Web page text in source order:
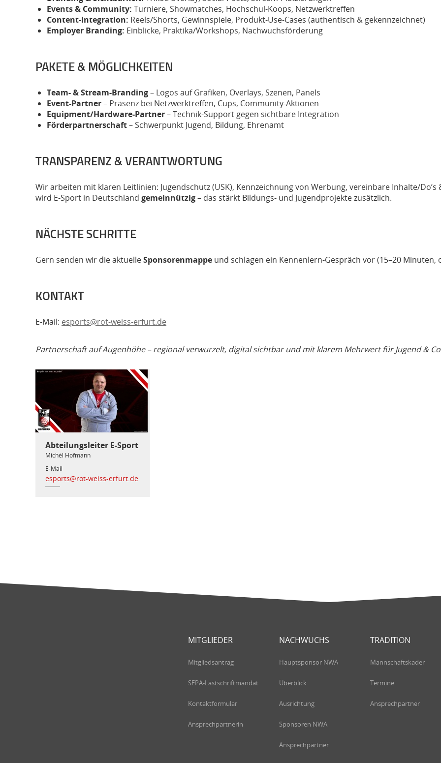
Events & Community: Turniere, Showmatches, Hochschul-Koops, Netzwerktreffen
Content-Integration: Reels/Shorts, Gewinnspiele, Produkt-Use-Cases (authentisch & gekennzeichnet)
Employer Branding: Einblicke, Praktika/Workshops, Nachwuchsförderung
PAKETE & MÖGLICHKEITEN
Team- & Stream-Branding– Logos auf Grafiken, Overlays, Szenen, Panels
Event-Partner– Präsenz bei Netzwerktreffen, Cups, Community-Aktionen
Equipment/Hardware-Partner– Technik-Support gegen sichtbare Integration
Förderpartnerschaft– Schwerpunkt Jugend, Bildung, Ehrenamt
TRANSPARENZ & VERANTWORTUNG
Wir arbeiten mit klaren Leitlinien: Jugendschutz (USK), Kennzeichnung von Werbung, vereinbare Inhalte/Do’s
wird E-Sport in Deutschland gemeinnützig– das stärkt Bildungs- und Jugendprojekte zusätzlich.
NÄCHSTE SCHRITTE
Gern senden wir die aktuelleSponsorenmappe und schlagen ein Kennenlern-Gespräch vor (15–20
KONTAKT
E-Mail: esports@rot-weiss-erfurt.de
Partnerschaft auf Augenhöhe – regional verwurzelt, digital sichtbar und mit klarem Mehrwert für Jugend &
Abteilungsleiter E-Sport
Michél Hofmann
E-Mail
esports@rot-weiss-erfurt.de
MITGLIEDER
Mitgliedsantrag
SEPA-Lastschriftmandat
Kontaktformular
Ansprechpartnerin
NACHWUCHS
Hauptsponsor NWA
Überblick
Ausrichtung
Sponsoren NWA
Ansprechpartner
TRADITION
Mannschaftskader
Termine
Ansprechpartner